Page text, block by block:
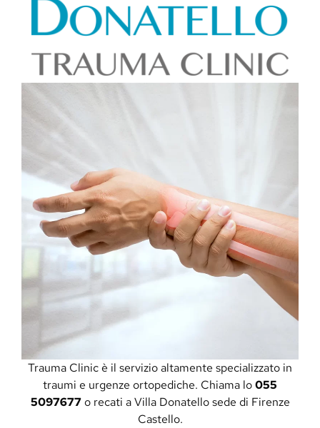
Trauma Clinic è il servizio altamente specializzato in
traumi e urgenze ortopediche. Chiama lo055
5097677o recati a Villa Donatello sede di Firenze
Castello.